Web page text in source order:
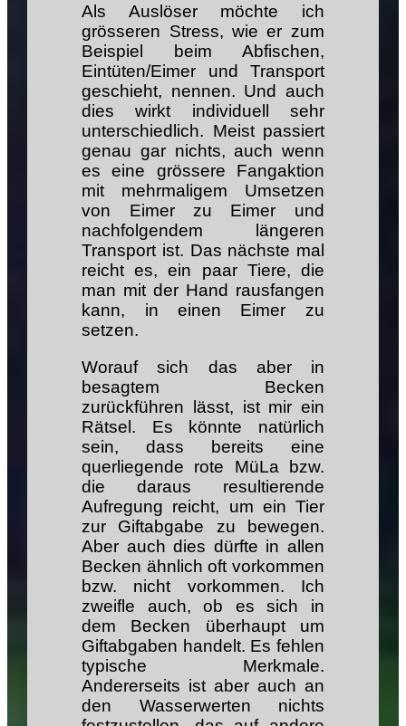
Als Auslöser möchte ich
grösseren Stress, wie er zum
Beispiel beim Abfischen,
Eintüten/Eimer und Transport
geschieht, nennen. Und auch
dies wirkt individuell sehr
unterschiedlich. Meist passiert
genau gar nichts, auch wenn
es eine grössere Fangaktion
mit mehrmaligem Umsetzen
von Eimer zu Eimer und
nachfolgendem längeren
Transport ist. Das nächste mal
reicht es, ein paar Tiere, die
man mit der Hand rausfangen
kann, in einen Eimer zu
setzen.
Worauf sich das aber in
besagtem Becken
zurückführen lässt, ist mir ein
Rätsel. Es könnte natürlich
sein, dass bereits eine
querliegende rote MüLa bzw.
die daraus resultierende
Aufregung reicht, um ein Tier
zur Giftabgabe zu bewegen.
Aber auch dies dürfte in allen
Becken ähnlich oft vorkommen
bzw. nicht vorkommen. Ich
zweifle auch, ob es sich in
dem Becken überhaupt um
Giftabgaben handelt. Es fehlen
typische Merkmale.
Andererseits ist aber auch an
den Wasserwerten nichts